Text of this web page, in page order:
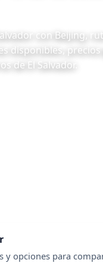
con Beijing,
disponibles,
de El Salvador.
opciones para